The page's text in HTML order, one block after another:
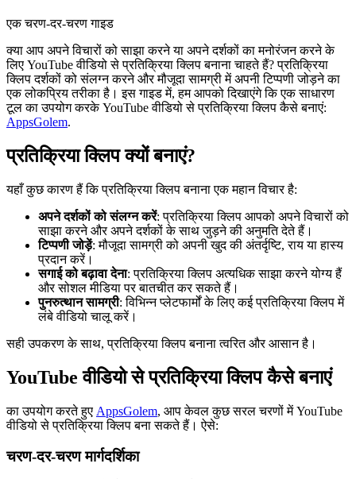
एक चरण-दर-चरण गाइड
क्या आप अपने विचारों को साझा करने या अपने दर्शकों का मनोरंजन करने के
लिए YouTube वीडियो से प्रतिक्रिया क्लिप बनाना चाहते हैं? प्रतिक्रिया
क्लिप दर्शकों को संलग्न करने और मौजूदा सामग्री में अपनी टिप्पणी जोड़ने का
एक लोकप्रिय तरीका है। इस गाइड में, हम आपको दिखाएंगे कि एक साधारण
टूल का उपयोग करके YouTube वीडियो से प्रतिक्रिया क्लिप कैसे बनाएं:
AppsGolem.
प्रतिक्रिया क्लिप क्यों बनाएं?
यहाँ कुछ कारण हैं कि प्रतिक्रिया क्लिप बनाना एक महान विचार है:
अपने दर्शकों को संलग्न करें: प्रतिक्रिया क्लिप आपको अपने विचारों को
साझा करने और अपने दर्शकों के साथ जुड़ने की अनुमति देते हैं।
टिप्पणी जोड़ें: मौजूदा सामग्री को अपनी खुद की अंतर्दृष्टि, राय या हास्य
प्रदान करें।
सगाई को बढ़ावा देना: प्रतिक्रिया क्लिप अत्यधिक साझा करने योग्य हैं
और सोशल मीडिया पर बातचीत कर सकते हैं।
पुनरुत्थान सामग्री: विभिन्न प्लेटफार्मों के लिए कई प्रतिक्रिया क्लिप में
लंबे वीडियो चालू करें।
सही उपकरण के साथ, प्रतिक्रिया क्लिप बनाना त्वरित और आसान है।
YouTube वीडियो से प्रतिक्रिया क्लिप कैसे बनाएं
का उपयोग करते हुए AppsGolem, आप केवल कुछ सरल चरणों में YouTube
वीडियो से प्रतिक्रिया क्लिप बना सकते हैं। ऐसे:
चरण-दर-चरण मार्गदर्शिका